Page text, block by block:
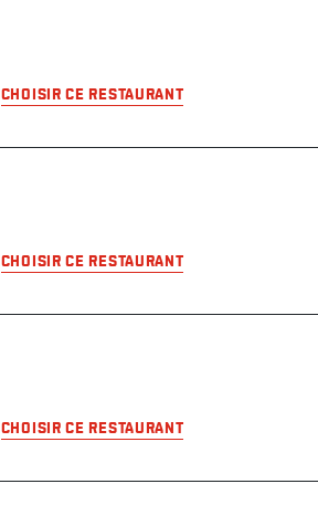
CHOISIR CE RESTAURANT
CHOISIR CE RESTAURANT
CHOISIR CE RESTAURANT